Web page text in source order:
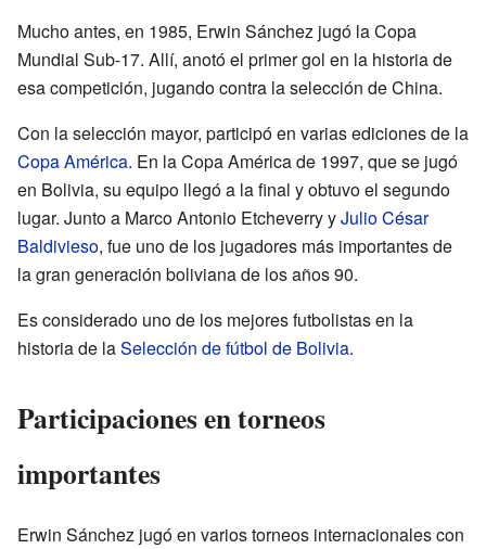
Mucho antes, en 1985, Erwin Sánchez jugó la Copa
Mundial Sub-17. Allí, anotó el primer gol en la historia de
esa competición, jugando contra la selección de China.
Con la selección mayor, participó en varias ediciones de la
Copa América. En la Copa América de 1997, que se jugó
en Bolivia, su equipo llegó a la final y obtuvo el segundo
lugar. Junto a Marco Antonio Etcheverry yJulio César
Baldivieso, fue uno de los jugadores más importantes de
la gran generación boliviana de los años 90.
Es considerado uno de los mejores futbolistas en la
historia de laSelección de fútbol de Bolivia.
Participaciones en torneos
importantes
Erwin Sánchez jugó en varios torneos internacionales con